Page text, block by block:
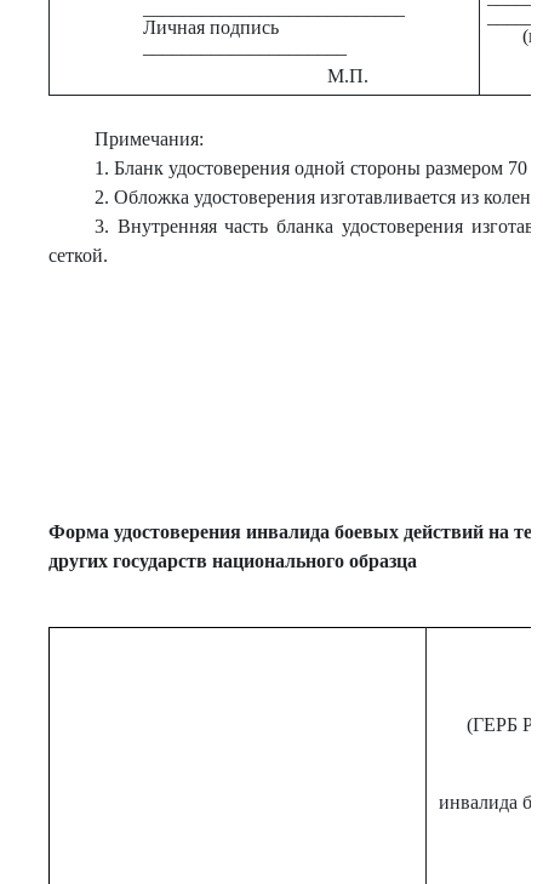
Личная подпись
М.П.
Примечания:
1. Бланк удостоверения одной стороны размером 70
2. Обложка удостоверения изготавливается из
3. Внутренняя часть бланка удостоверения
сеткой.
Форма удостоверения инвалида боевых действий на
других государств национального образца
(ГЕРБ
инвалида